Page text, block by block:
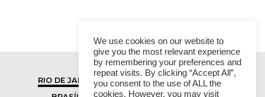
RIO DE JANEIRO
SÃO PAULO
We use cookies on our website to
give you the most relevant experience
by remembering your preferences and
repeat visits. By clicking “Accept All”,
you consent to the use of ALL the
cookies. However, you may visit